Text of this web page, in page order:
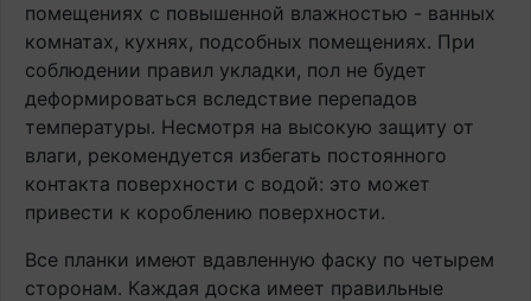
помещениях с повышенной влажностью - ванных
комнатах, кухнях, подсобных помещениях. При
соблюдении правил укладки, пол не будет
деформироваться вследствие перепадов
температуры. Несмотря на высокую защиту от
влаги, рекомендуется избегать постоянного
контакта поверхности с водой: это может
привести к короблению поверхности.
Все планки имеют вдавленную фаску по четырем
сторонам. Каждая доска имеет правильные